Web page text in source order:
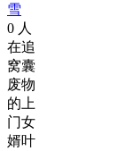
雪
0 人
在追
窝囊
废物
的上
门女
婿叶